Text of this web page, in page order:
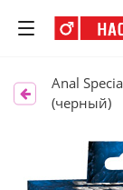
Anal
(черный)